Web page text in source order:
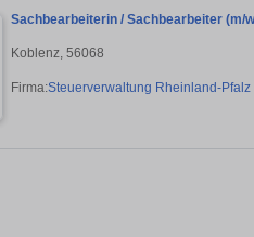
Sachbearbeiterin / Sachbearbeiter (m/
Koblenz, 56068
Firma:Steuerverwaltung Rheinland-Pfalz